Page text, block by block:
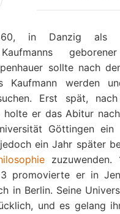
in Danzig als
sollte nach
Kaufmann werden
Erst spät,
holte er das Abitur
Göttingen ein
ein Jahr später
zuzuwenden.
promovierte er in
in Berlin. Seine
und es gelang